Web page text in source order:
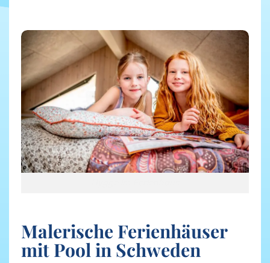
Malerische Ferienhäuser
mit Pool in Schweden